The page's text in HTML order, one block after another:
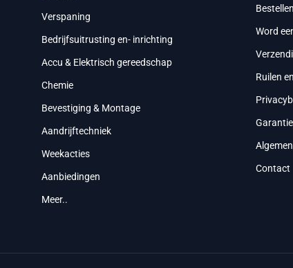
Verspaning
Bedrijfsuitrusting en- inrichting
Accu & Elektrisch gereedschap
Chemie
Bevestiging & Montage
Aandrijftechniek
Weekacties
Aanbiedingen
Meer..
Word
Ruilen
Contact